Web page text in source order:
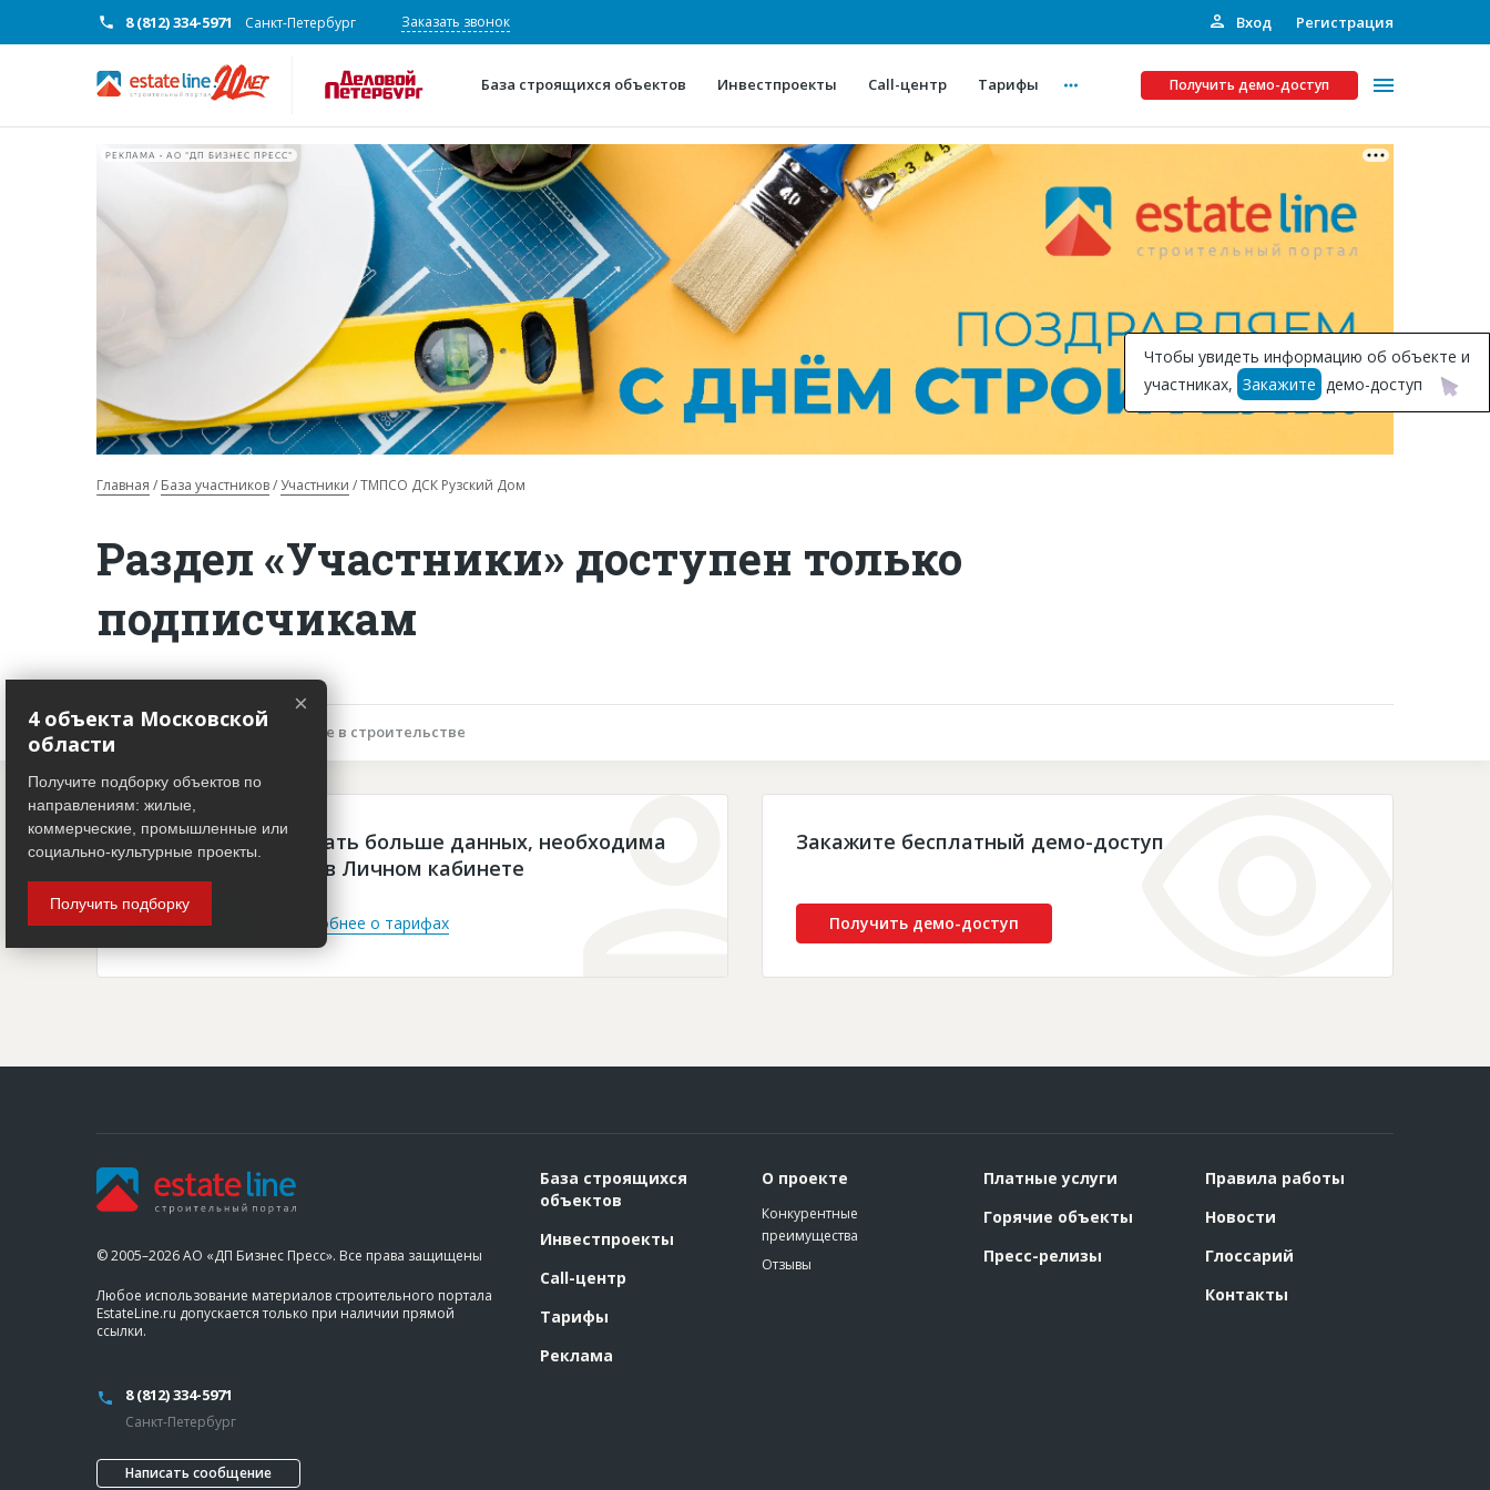
8 (812) 334-5971 Санкт-Петербург Заказать звонок Вход Регистрация
База строящихся объектов Инвестпроекты Call-центр Тарифы Получить демо-доступ
О проекте
Конкурентные преимущества
Горячие объекты
Глоссарий
Платные услуги
Рекламодателям
Инвестпроекты
Подписка на Базу
РЕКЛАМА • АО "ДП БИЗНЕС ПРЕСС"
Главная База участников Участники ТМПСО ДСК Рузский Дом
Раздел «Участники» доступен только
подписчикам
Описание объекта Участие в строительстве
Чтобы просматривать больше данных, необходима
платная подписка в Личном кабинете
Войти Подробнее о тарифах
Закажите бесплатный демо-доступ
Получить демо-доступ
Чтобы увидеть информацию об объекте и
участниках, Закажите демо-доступ
© 2005–2026 АО «ДП Бизнес Пресс». Все права защищены
Любое использование материалов строительного портала
EstateLine.ru допускается только при наличии прямой
ссылки.
8 (812) 334-5971
Санкт-Петербург
Написать сообщение
База строящихся
объектов
Инвестпроекты
Call-центр
Тарифы
Реклама
О проекте
Конкурентные
преимущества
Отзывы
Платные услуги
Горячие объекты
Пресс-релизы
Правила работы
Новости
Глоссарий
Контакты
×
4 объекта Московской
области
Получите подборку объектов по
направлениям: жилые,
коммерческие, промышленные или
социально-культурные проекты.
Получить подборку